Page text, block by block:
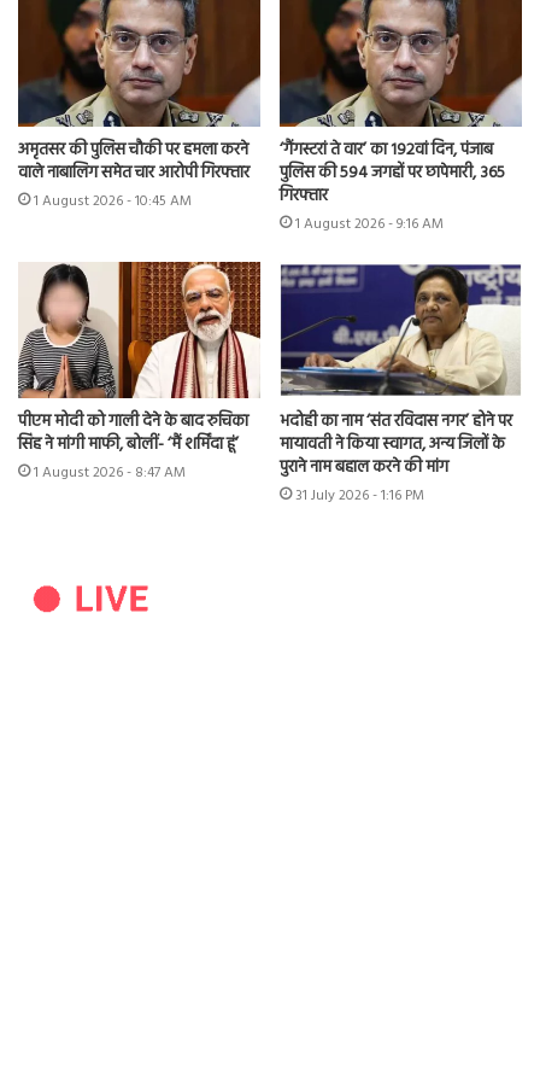
अमृतसर की पुलिस चौकी पर हमला करने
वाले नाबालिग समेत चार आरोपी गिरफ्तार
1 August 2026 - 10:45 AM
‘गैंगस्टरां ते वार’ का 192वां दिन, पंजाब
पुलिस की 594 जगहों पर छापेमारी, 365
गिरफ्तार
1 August 2026 - 9:16 AM
पीएम मोदी को गाली देने के बाद रुचिका
सिंह ने मांगी माफी, बोलीं- ‘मैं शर्मिंदा हूं’
1 August 2026 - 8:47 AM
भदोही का नाम ‘संत रविदास नगर’ होने पर
मायावती ने किया स्वागत, अन्य जिलों के
पुराने नाम बहाल करने की मांग
31 July 2026 - 1:16 PM